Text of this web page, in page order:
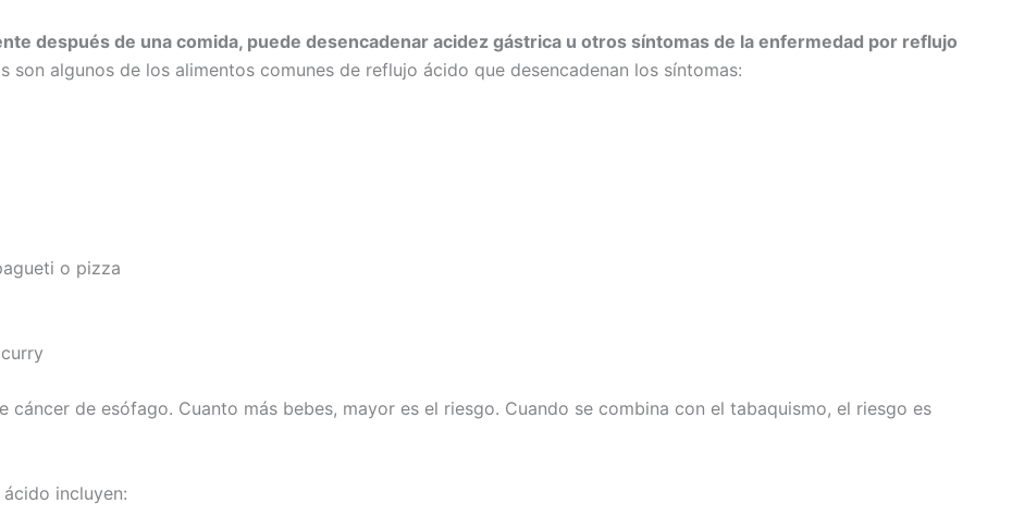
después de una comida, puede desencadenar acidez gástrica u otros síntomas de la enfermedad por reflujo
son algunos de los alimentos comunes de reflujo ácido que desencadenan los síntomas:
o pizza
de esófago. Cuanto más bebes, mayor es el riesgo. Cuando se combina con el tabaquismo, el riesgo es
incluyen: